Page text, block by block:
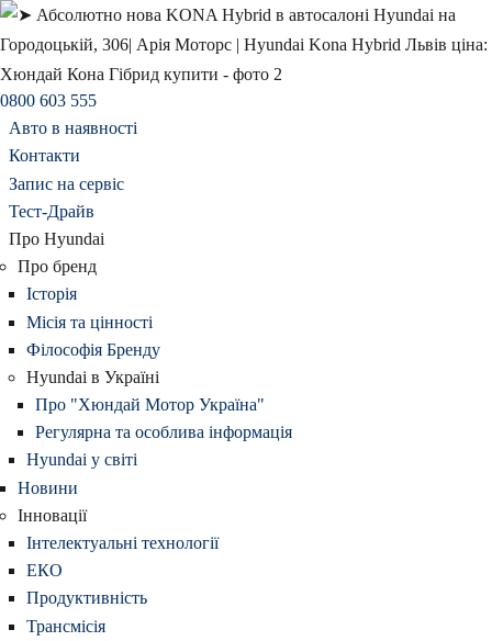
0800 603 555
Авто в наявності
Контакти
Запис на сервіс
Тест-Драйв
Про Hyundai
Про бренд
Історія
Місія та цінності
Філософія Бренду
Hyundai в Україні
Про "Хюндай Мотор Україна"
Регулярна та особлива інформація
Hyundai у світі
Новини
Інновації
Інтелектуальні технології
ЕКО
Продуктивність
Трансмісія